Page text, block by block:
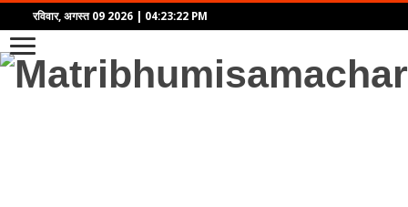
रविवार, अगस्त 09 2026 04:23:22 PM